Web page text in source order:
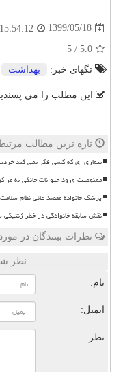
1399/05/18
15:54:12
5.0
/
5
تگهای خبر:
بهداشت
این مطلب را می
تازه ترین مطالب
بیماری ای که کسی فکر نمی کند
ممنوعیت ورود حیوانات خانگی به
پزشک خانواده مقصد غائی نظام
نقش سابقه خانوادگی در خطر
نظرات بینندگان در
نظر
نام:
ایمیل:
نظر: